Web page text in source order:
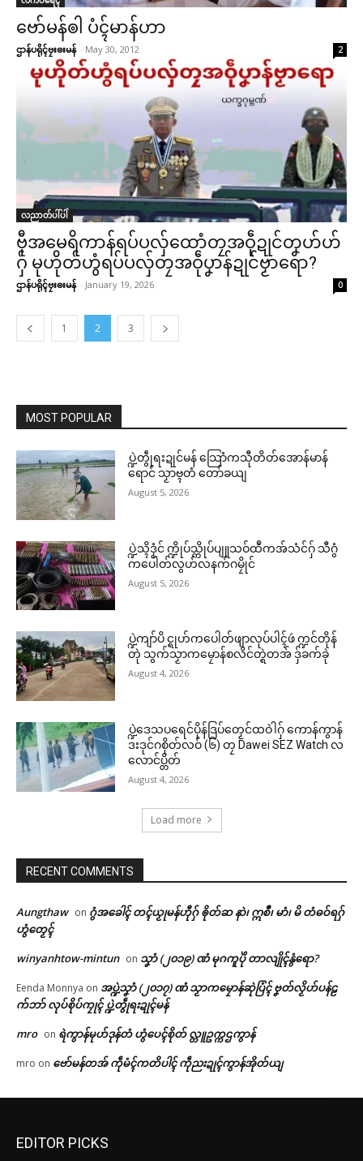
ဗော်မန်ၜါ ပံၚ်မာန်ဟာ
ဌာန်ပရိုၚ်ဗၠးၜးမန် - May 30, 2012 2
လညာတ်ပါ်ပါဲ
ဗီုအမေရိကာန်ရပ်ပလှ်ထောံတၠအဝဵုဍုင်တၞဟ်ဟ်
ဂှ် မုဟိုတ်ဟွံရပ်ပလှ်တၠအဝဵုပၞာန်ဍုင်ဗၟာရော?
ဌာန်ပရိုၚ်ဗၠးၜးမန် - January 19, 2026 0
1 2 3
MOST POPULAR
ပ္ဍဲတွဵုရးဍုင်မန် သြောံကသီုတိတ်အောန်မာန်
ရောင် သၟာဗ္ၚတံ တော်ခယျ
August 5, 2026
ပ္ဍဲသ္ၚိဒၟံင် က္ဍိုပ်သ္ကိုပ်ပျူသဝ်ထဳကအ်သံင်ဂှ် သီဂွံ
ကပေါတ်လွဟ်လနက်ဂမၠိုင်
August 5, 2026
ပ္ဍဲကျာ်ပိ င္ရုဟ်ကပေါတ်ဖျာလုပ်ပါၚ်ဖဴ က္ဍင်တိုန်
တုဲ သွက်သၟာကမၠောန်စလိင်တ္ရဲတအ် ဒှ်ခက်ခုဲ
August 4, 2026
ပ္ဍဲဒေသပရေင်ပိုန်ဒြပ်တၟေင်ထဝဲါဂှ် ကောန်ကွာန်
ဒးဒုင်ဂစိုတ်လဝ် (၆) တၠ Dawei SEZ Watch လ
လောင်ပ္တိတ်
August 4, 2026
Load more
RECENT COMMENTS
Aungthaw on ဂွံအခေါၚ် တၚ်ယၟုမန်ဟီုဂှ် ၜိုတ်ဆ နာဲ၊ ဣစဳ၊ မာံ၊ မိ တံဓဝ်ရဂှ်
ဟွံတၟေၚ်
winyanhtow-mintun on သၞာံ (၂၀၁၉) ဏံ မုဂကူပိုဲ တာလျိုၚ်နွံရော?
Eenda Monnya on အပ္ဍဲသၞာံ (၂၀၁၇) ဏံ သၟာကမၠောန်ဆုဲပြံၚ် ဗၞတ်လၟိဟ်ပန်ဠ
က်ဘာ် လုပ်စိုပ်ကၠုၚ် ပ္ဍဲတွဵုရးဍုၚ်မန်
mro on ရဲကွာန်မုဟ်ဒုန်တံ ဟွံပေၚ်စိုတ် လ္တူဥက္ကဌကွာန်
mro on ဗော်မန်တအ် ကဵုမံၚ်ကတိပါၚ် ကဵုညးဍုၚ်ကွာန်အိုတ်ယျ
EDITOR PICKS